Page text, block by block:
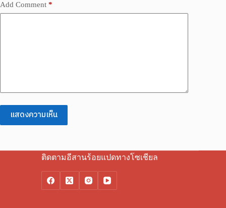
Add Comment *
แสดงความเห็น
ติดตามอีสานร้อยแปดทางโซเชียล